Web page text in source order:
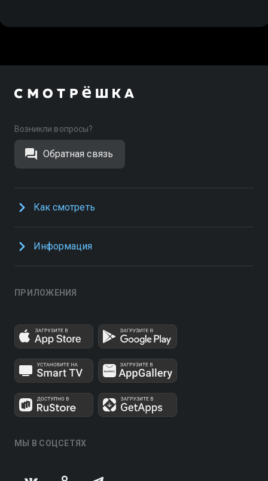
Возникли вопросы?
Обратная связь
Как смотреть
Информация
ПРИЛОЖЕНИЯ
МЫ В СОЦСЕТЯХ